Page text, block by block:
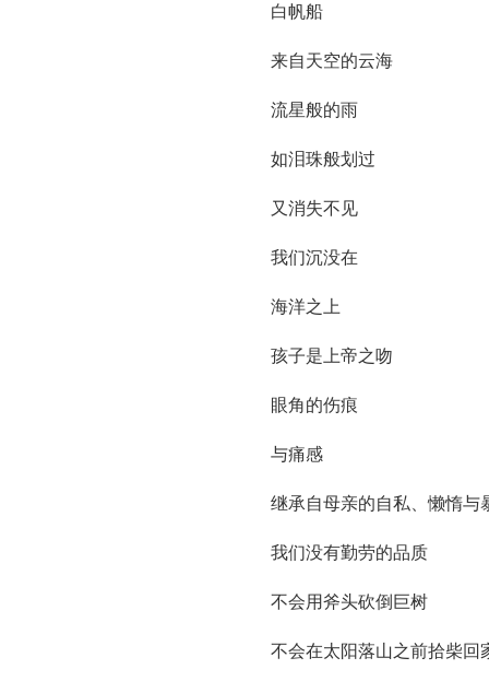
白帆船
来自天空的云海
流星般的雨
如泪珠般划过
又消失不见
我们沉没在
海洋之上
孩子是上帝之吻
眼角的伤痕
与痛感
继承自母亲的自私、懒惰与
我们没有勤劳的品质
不会用斧头砍倒巨树
不会在太阳落山之前拾柴回